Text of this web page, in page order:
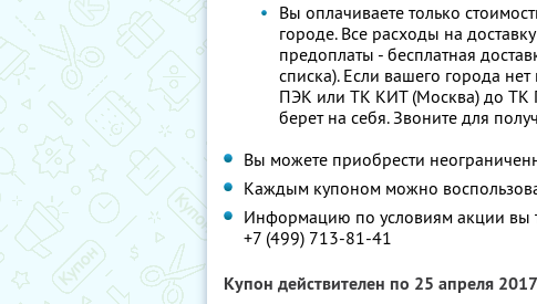
Вы оплачиваете только
городе. Все расходы на
предоплаты - бесплатная
списка). Если вашего города нет
ПЭК или ТК КИТ (Москва) до ТК
берет на себя. Звоните для
Вы можете приобрести
Каждым купоном можно
Информацию по условиям акции вы
+7 (499) 713-81-41
Купон действителен по 25 апреля